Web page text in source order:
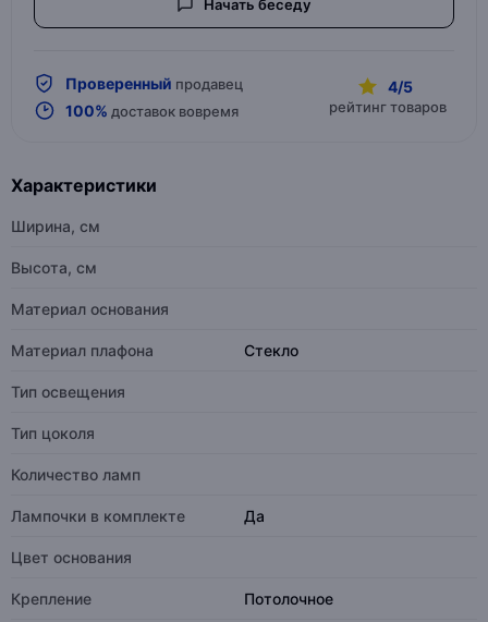
Начать беседу
Проверенный продавец
100% доставок вовремя
4/5
рейтинг товаров
Характеристики
Ширина, см
Высота, см
Материал основания
Материал плафона Стекло
Тип освещения
Тип цоколя
Количество ламп
Лампочки в комплекте Да
Цвет основания
Крепление Потолочное